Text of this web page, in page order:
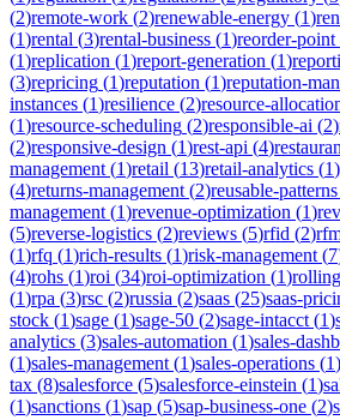
(2)remote-work (2)renewable-energy (1)
(1)rental (3)rental-business (1)reorder-point
(1)replication (1)report-generation (1)
(3)repricing (1)reputation (1)reputation-
instances (1)resilience (2)resource-
(1)resource-scheduling (2)responsible-ai (2)
(2)responsive-design (1)rest-api (4)
management (1)retail (13)retail-analytics (1)
(4)returns-management (2)reusable-patterns
management (1)revenue-optimization (1)
(5)reverse-logistics (2)reviews (5)rfid (2)
(1)rfq (1)rich-results (1)risk-management (7
(4)rohs (1)roi (34)roi-optimization (1)
(1)rpa (3)rsc (2)russia (2)saas (25)saas-
stock (1)sage (1)sage-50 (2)sage-intacct (1)
analytics (3)sales-automation (1)sales-
(1)sales-management (1)sales-operations (1)
tax (8)salesforce (5)salesforce-einstein (1)
(1)sanctions (1)sap (5)sap-business-one (2)